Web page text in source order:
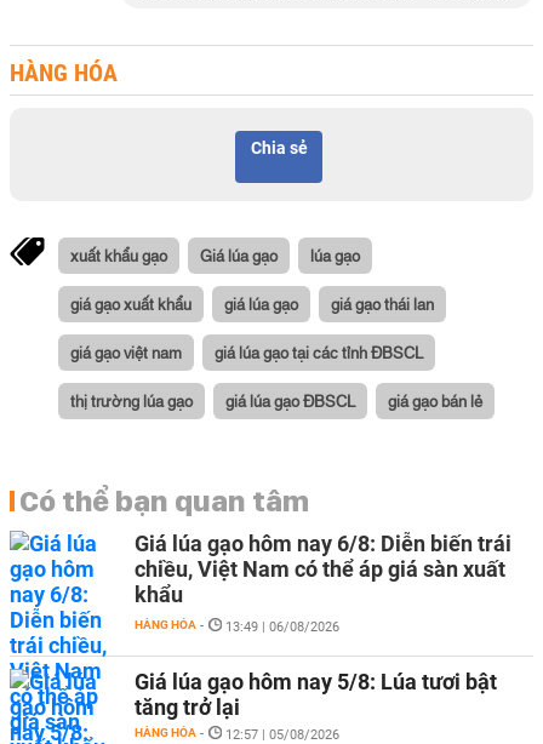
HÀNG HÓA
Chia sẻ
xuất khẩu gạo Giá lúa gạo lúa gạo
giá gạo xuất khẩu giá lúa gạo giá gạo thái lan
giá gạo việt nam giá lúa gạo tại các tỉnh ĐBSCL
thị trường lúa gạo giá lúa gạo ĐBSCL giá gạo bán lẻ
Có thể bạn quan tâm
Giá lúa gạo hôm nay 6/8: Diễn biến trái
chiều, Việt Nam có thể áp giá sàn xuất
khẩu
HÀNG HÓA - 13:49 | 06/08/2026
Giá lúa gạo hôm nay 5/8: Lúa tươi bật
tăng trở lại
HÀNG HÓA - 12:57 | 05/08/2026